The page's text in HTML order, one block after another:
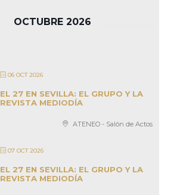
OCTUBRE 2026
06 OCT 2026
EL 27 EN SEVILLA: EL GRUPO Y LA
REVISTA MEDIODÍA
ATENEO - Salón de Actos
07 OCT 2026
EL 27 EN SEVILLA: EL GRUPO Y LA
REVISTA MEDIODÍA